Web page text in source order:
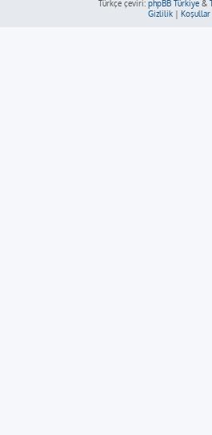
Türkçe çeviri: phpBB Türkiye&
Gizlilik | Koşullar